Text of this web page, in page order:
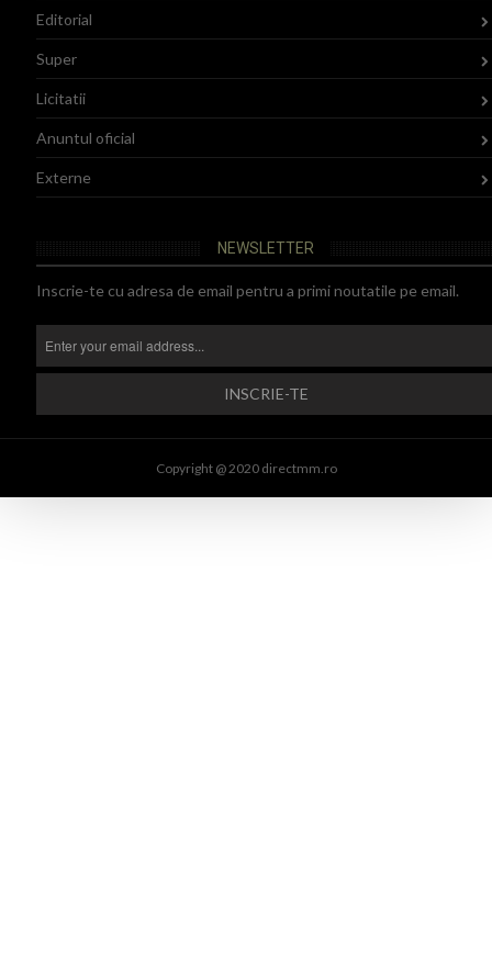
Editorial
Super
Licitatii
Anuntul oficial
Externe
NEWSLETTER
Inscrie-te cu adresa de email pentru a primi noutatile pe email.
Copyright @ 2020 directmm.ro